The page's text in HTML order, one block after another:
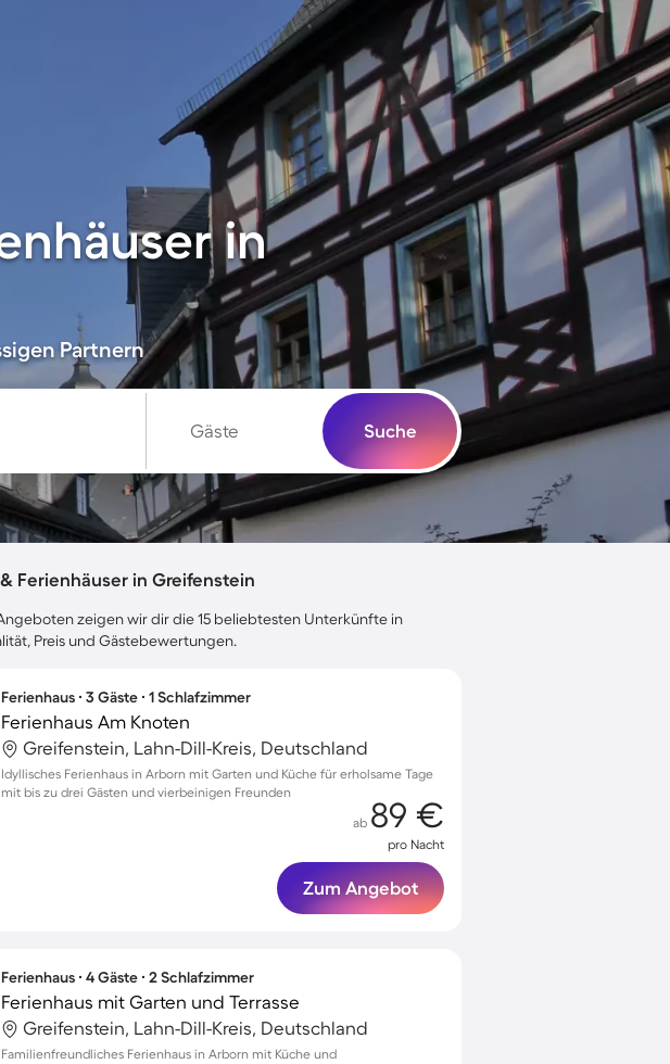
in
Partnern
Gäste Suche
Ferienhäuser in Greifenstein
zeigen wir dir die 15 beliebtesten Unterkünfte in
Preis und Gästebewertungen.
Ferienhaus ∙ 3 Gäste ∙ 1 Schlafzimmer
Ferienhaus Am Knoten
Greifenstein, Lahn-Dill-Kreis, Deutschland
Idyllisches Ferienhaus in Arborn mit Garten und Küche für erholsame Tage
mit bis zu drei Gästen und vierbeinigen Freunden
ab 89 €
pro Nacht
Zum Angebot
Ferienhaus ∙ 4 Gäste ∙ 2 Schlafzimmer
Ferienhaus mit Garten und Terrasse
Greifenstein, Lahn-Dill-Kreis, Deutschland
Familienfreundliches Ferienhaus in Arborn mit Küche und